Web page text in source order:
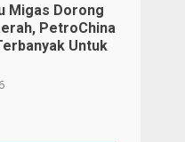
Migas Dorong
PetroChina
Untuk